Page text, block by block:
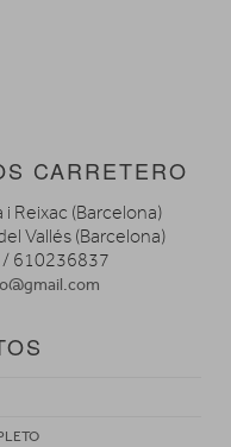
CARRETERO
Reixac (Barcelona)
Vallés (Barcelona)
610236837